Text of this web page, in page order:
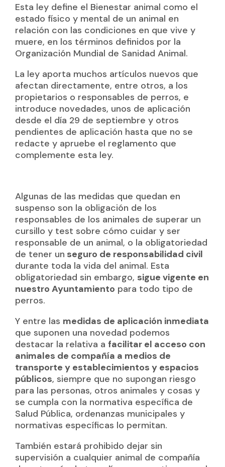
Esta ley define el Bienestar animal como el
estado físico y mental de un animal en
relación con las condiciones en que vive y
muere, en los términos definidos por la
Organización Mundial de Sanidad Animal.
La ley aporta muchos artículos nuevos que
afectan directamente, entre otros, a los
propietarios o responsables de perros, e
introduce novedades, unos de aplicación
desde el día 29 de septiembre y otros
pendientes de aplicación hasta que no se
redacte y apruebe el reglamento que
complemente esta ley.
Algunas de las medidas que quedan en
suspenso son la obligación de los
responsables de los animales de superar un
cursillo y test sobre cómo cuidar y ser
responsable de un animal, o la obligatoriedad
de tener un seguro de responsabilidad civil
durante toda la vida del animal. Esta
obligatoriedad sin embargo, sigue vigente en
nuestro Ayuntamiento para todo tipo de
perros.
Y entre las medidas de aplicación inmediata
que suponen una novedad podemos
destacar la relativa a facilitar el acceso con
animales de compañía a medios de
transporte y establecimientos y espacios
públicos, siempre que no supongan riesgo
para las personas, otros animales y cosas y
se cumpla con la normativa específica de
Salud Pública, ordenanzas municipales y
normativas específicas lo permitan.
También estará prohibido dejar sin
supervisión a cualquier animal de compañía